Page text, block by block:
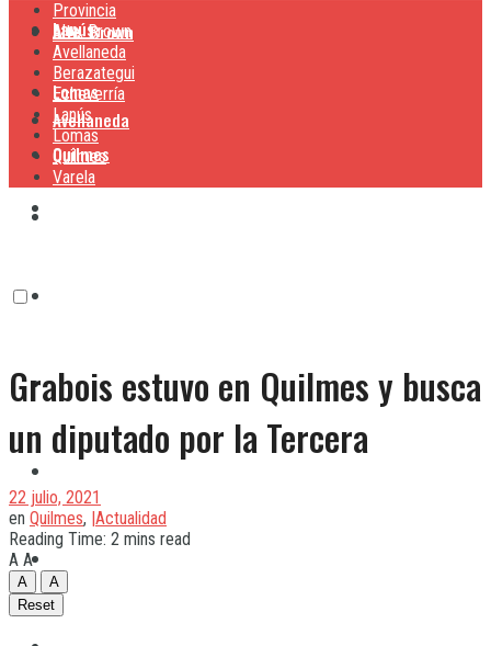
Lanús
Lomas
Quilmes
Alte. Brown
Avellaneda
Lanús
Provincia
Alte. Brown
Avellaneda
Berazategui
Echeverría
Lanús
Lomas
Quilmes
Varela
Grabois estuvo en Quilmes y busca
un diputado por la Tercera
22 julio, 2021
en Quilmes, |Actualidad
Reading Time: 2 mins read
A A
A
A
Reset